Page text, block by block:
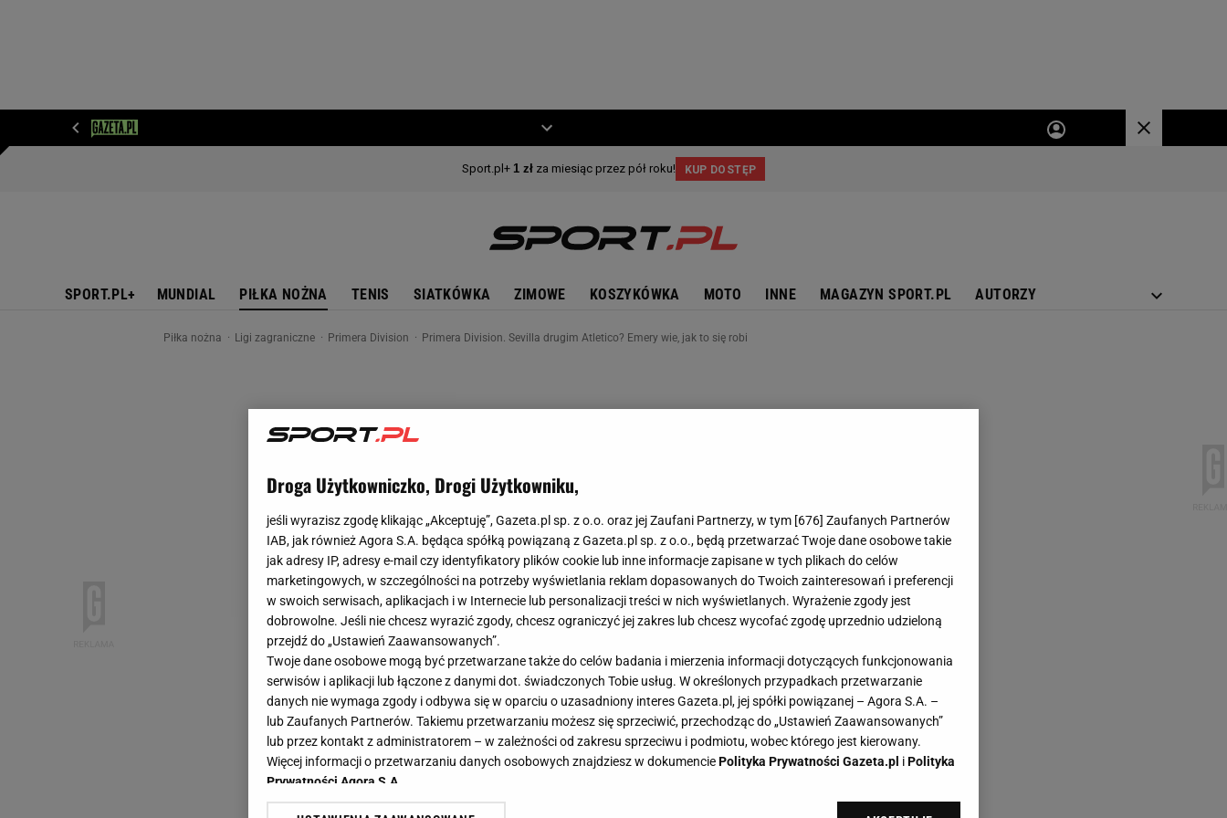
SPORT.PL+ MUNDIAL PIŁKA NOŻNA TENIS SIATKÓWKA ZIMOWE KOSZYKÓWKA MOTO INNE MAGAZYN SPORT.PL AUTORZY
Piłka nożna Ligi zagraniczne Primera Division Primera Division. Sevilla drugim Atletico? Emery wie, jak to się robi
Droga Użytkowniczko, Drogi Użytkowniku,
jeśli wyrazisz zgodę klikając „Akceptuję”, Gazeta.pl sp. z o.o. oraz jej Zaufani Partnerzy, w tym [676] Zaufanych Partnerów
IAB, jak również Agora S.A. będąca spółką powiązaną z Gazeta.pl sp. z o.o., będą przetwarzać Twoje dane osobowe takie
jak adresy IP, adresy e-mail czy identyfikatory plików cookie lub inne informacje zapisane w tych plikach do celów
marketingowych, w szczególności na potrzeby wyświetlania reklam dopasowanych do Twoich zainteresowań i preferencji
w swoich serwisach, aplikacjach i w Internecie lub personalizacji treści w nich wyświetlanych. Wyrażenie zgody jest
dobrowolne. Jeśli nie chcesz wyrazić zgody, chcesz ograniczyć jej zakres lub chcesz wycofać zgodę uprzednio udzieloną
przejdź do „Ustawień Zaawansowanych”.
Twoje dane osobowe mogą być przetwarzane także do celów badania i mierzenia informacji dotyczących funkcjonowania
serwisów i aplikacji lub łączone z danymi dot. świadczonych Tobie usług. W określonych przypadkach przetwarzanie
danych nie wymaga zgody i odbywa się w oparciu o uzasadniony interes Gazeta.pl, jej spółki powiązanej – Agora S.A. –
lub Zaufanych Partnerów. Takiemu przetwarzaniu możesz się sprzeciwić, przechodząc do „Ustawień Zaawansowanych”
lub przez kontakt z administratorem – w zależności od zakresu sprzeciwu i podmiotu, wobec którego jest kierowany.
Więcej informacji o przetwarzaniu danych osobowych znajdziesz w dokumenciePolityka Prywatności Gazeta.pl iPolityka
Prywatności Agora S.A.